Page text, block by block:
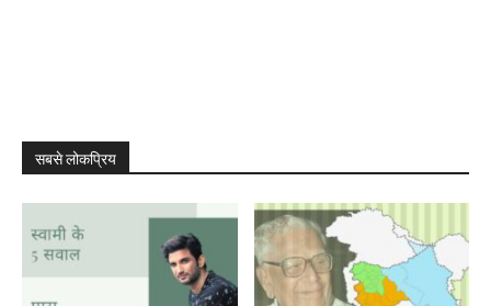
सबसे लोकप्रिय